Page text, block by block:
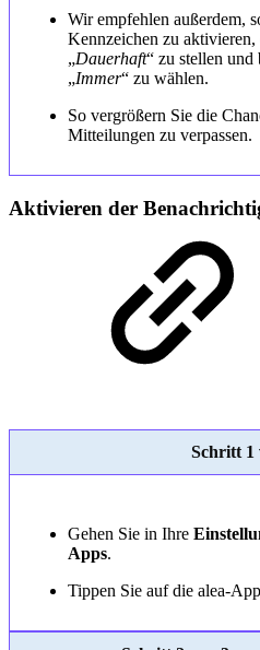
Wir empfehlen außerdem,
Kennzeichen zu
„Dauerhaft“ zu stellen und
„Immer“ zu wählen.
So vergrößern Sie die
Mitteilungen zu verpassen.
Aktivieren der
Schritt 1
Gehen Sie in Ihre
Apps.
Tippen Sie auf die alea-